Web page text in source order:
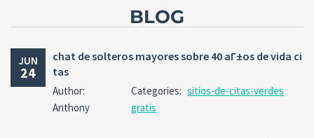
BLOG
JUN
24
chat de solteros mayores sobre 40 aГ±os de vida ci
tas
Author:
Anthony
Categories: sitios-de-citas-verdes
gratis